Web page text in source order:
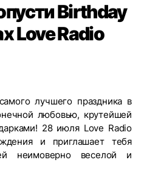
Birthday
Love Radio
лучшего праздника в
любовью, крутейшей
28 июля Love Radio
и приглашает тебя
неимоверно веселой и